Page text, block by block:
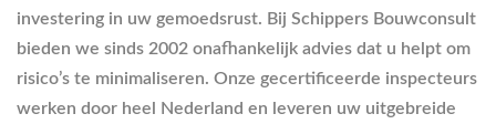
investering in uw gemoedsrust. Bij Schippers Bouwconsult
bieden we sinds 2002 onafhankelijk advies dat u helpt om
risico’s te minimaliseren. Onze gecertificeerde inspecteurs
werken door heel Nederland en leveren uw uitgebreide